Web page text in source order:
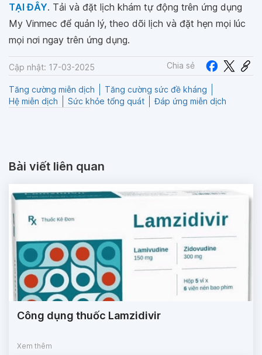
TẠI ĐÂY. Tải và đặt lịch khám tự động trên ứng dụng
My Vinmec để quản lý, theo dõi lịch và đặt hẹn mọi lúc
mọi nơi ngay trên ứng dụng.
Cập nhật: 17-03-2025 Chia sẻ
Tăng cường miễn dịch
Tăng cường sức đề kháng
Hệ miễn dịch
Sức khỏe tổng quát Đáp ứng miễn dịch
Bài viết liên quan
Công dụng thuốc Lamzidivir
Xem thêm